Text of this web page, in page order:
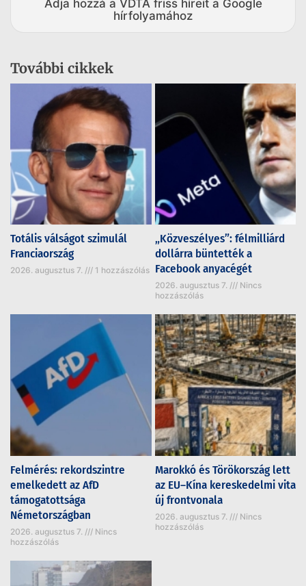
Adja hozzá a VDTA friss híreit a Google
hírfolyamához
További cikkek
Totális válságot szimulál
Franciaország
2026. augusztus 7. 1 hozzászólás
„Közveszélyes”: félmilliárd
dollárra büntették a
Facebook anyacégét
2026. augusztus 7.
Nincs
hozzászólás
Felmérés: rekordszintre
emelkedett az AfD
támogatottsága
Németországban
2026. augusztus 7.
Nincs
hozzászólás
Marokkó és Törökország lett
az EU–Kína kereskedelmi vita
új frontvonala
2026. augusztus 7.
Nincs
hozzászólás